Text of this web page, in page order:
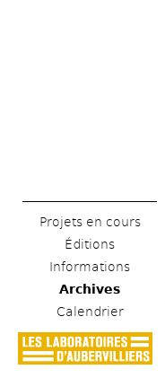
Projets en cours
Éditions
Informations
Archives
Calendrier